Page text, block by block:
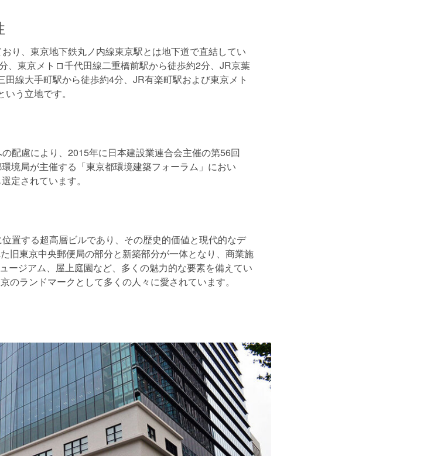
り、東京地下鉄丸ノ内線東京駅とは地下道で直結してい
、東京メトロ千代田線二重橋前駅から徒歩約2分、JR京葉
線大手町駅から徒歩約4分、JR有楽町駅および東京メト
う立地です。
配慮により、2015年に日本建設業連合会主催の第56回
境局が主催する「東京都環境建築フォーラム」におい
定されています。
置する超高層ビルであり、その歴史的価値と現代的なデ
旧東京中央郵便局の部分と新築部分が一体となり、商業施
ージアム、屋上庭園など、多くの魅力的な要素を備えてい
のランドマークとして多くの人々に愛されています。